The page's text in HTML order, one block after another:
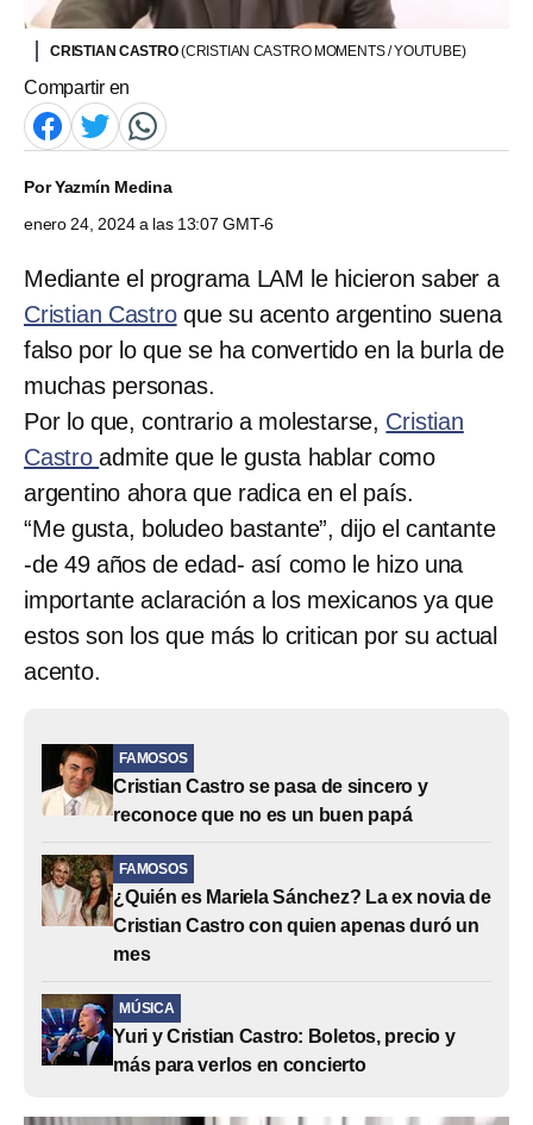
CRISTIAN CASTRO(CRISTIAN CASTRO MOMENTS / YOUTUBE)
Compartir en
PorYazmín Medina
enero 24, 2024 a las 13:07 GMT-6
Mediante el programa LAM le hicieron saber a
Cristian Castroque su acento argentino suena
falso por lo que se ha convertido en la burla de
muchas personas.
Por lo que, contrario a molestarse, Cristian
Castroadmite que le gusta hablar como
argentino ahora que radica en el país.
“Me gusta, boludeo bastante”, dijo el cantante
-de 49 años de edad- así como le hizo una
importante aclaración a los mexicanos ya que
estos son los que más lo critican por su actual
acento.
FAMOSOS
Cristian Castro se pasa de sincero y
reconoce que no es un buen papá
FAMOSOS
¿Quién es Mariela Sánchez? La ex novia de
Cristian Castro con quien apenas duró un
mes
MÚSICA
Yuri y Cristian Castro: Boletos, precio y
más para verlos en concierto